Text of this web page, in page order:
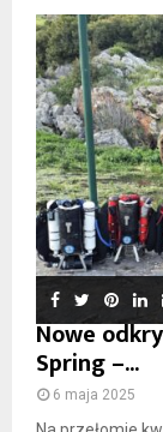
Nowe
Spring –...
6 maja 2025